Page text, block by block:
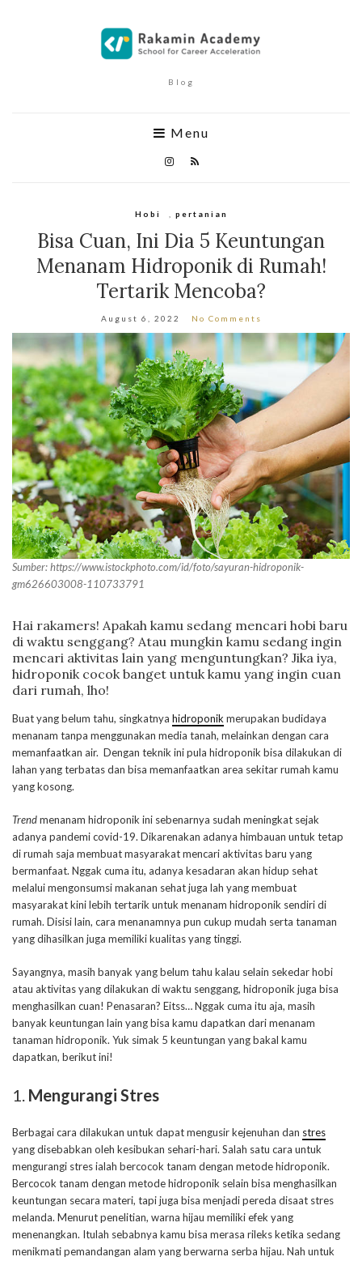
Blog
Menu
Hobi pertanian
Bisa Cuan, Ini Dia 5 Keuntungan
Menanam Hidroponik di Rumah!
Tertarik Mencoba?
August 6, 2022 No Comments
Sumber: https://www.istockphoto.com/id/foto/sayuran-hidroponik-
gm626603008-110733791
Hai rakamers! Apakah kamu sedang mencari hobi baru
di waktu senggang? Atau mungkin kamu sedang ingin
mencari aktivitas lain yang menguntungkan? Jika iya,
hidroponik cocok banget untuk kamu yang ingin cuan
dari rumah, lho!
Buat yang belum tahu, singkatnya hidroponik merupakan budidaya
menanam tanpa menggunakan media tanah, melainkan dengan cara
memanfaatkan air. Dengan teknik ini pula hidroponik bisa dilakukan di
lahan yang terbatas dan bisa memanfaatkan area sekitar rumah kamu
yang kosong.
Trendmenanam hidroponik ini sebenarnya sudah meningkat sejak
adanya pandemi covid-19. Dikarenakan adanya himbauan untuk tetap
di rumah saja membuat masyarakat mencari aktivitas baru yang
bermanfaat. Nggak cuma itu, adanya kesadaran akan hidup sehat
melalui mengonsumsi makanan sehat juga lah yang membuat
masyarakat kini lebih tertarik untuk menanam hidroponik sendiri di
rumah. Disisi lain, cara menanamnya pun cukup mudah serta tanaman
yang dihasilkan juga memiliki kualitas yang tinggi.
Sayangnya, masih banyak yang belum tahu kalau selain sekedar hobi
atau aktivitas yang dilakukan di waktu senggang, hidroponik juga bisa
menghasilkan cuan! Penasaran? Eitss… Nggak cuma itu aja, masih
banyak keuntungan lain yang bisa kamu dapatkan dari menanam
tanaman hidroponik. Yuk simak 5 keuntungan yang bakal kamu
dapatkan, berikut ini!
Mengurangi Stres
Berbagai cara dilakukan untuk dapat mengusir kejenuhan dan stres
yang disebabkan oleh kesibukan sehari-hari. Salah satu cara untuk
mengurangi stres ialah bercocok tanam dengan metode hidroponik.
Bercocok tanam dengan metode hidroponik selain bisa menghasilkan
keuntungan secara materi, tapi juga bisa menjadi pereda disaat stres
melanda. Menurut penelitian, warna hijau memiliki efek yang
menenangkan. Itulah sebabnya kamu bisa merasa rileks ketika sedang
menikmati pemandangan alam yang berwarna serba hijau. Nah untuk